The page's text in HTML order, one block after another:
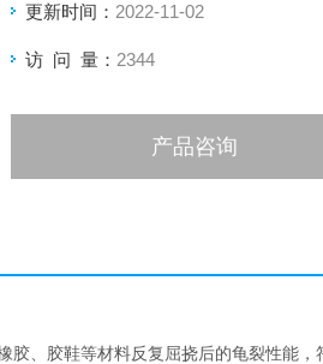
更新时间： 2022-11-02
访 问 量： 2344
产品咨询
、胶鞋等材料反复屈挠后的龟裂性能，